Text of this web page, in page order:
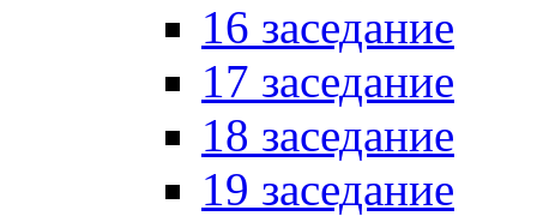
16 заседание
17 заседание
18 заседание
19 заседание